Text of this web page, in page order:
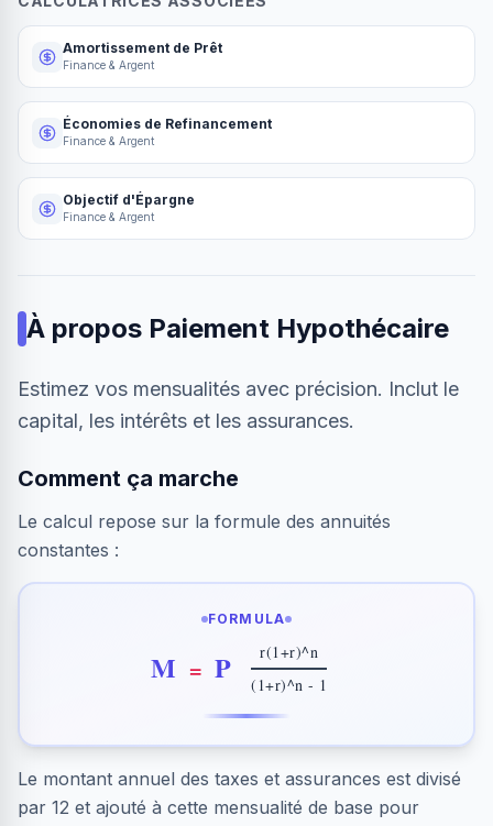
Amortissement de Prêt
Finance & Argent
Économies de Refinancement
Finance & Argent
Objectif d'Épargne
Finance & Argent
À propos Paiement Hypothécaire
Estimez vos mensualités avec précision. Inclut le
capital, les intérêts et les assurances.
Comment ça marche
Le calcul repose sur la formule des annuités
constantes :
FORMULA
M = P
r(1+r)^n
(1+r)^n - 1
Le montant annuel des taxes et assurances est divisé
par 12 et ajouté à cette mensualité de base pour